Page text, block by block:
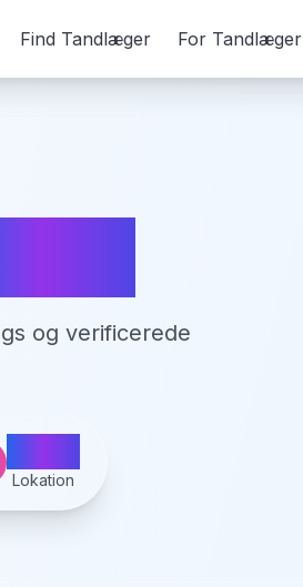
Find Tandlæger For Tandlæger
og verificerede
Lokation